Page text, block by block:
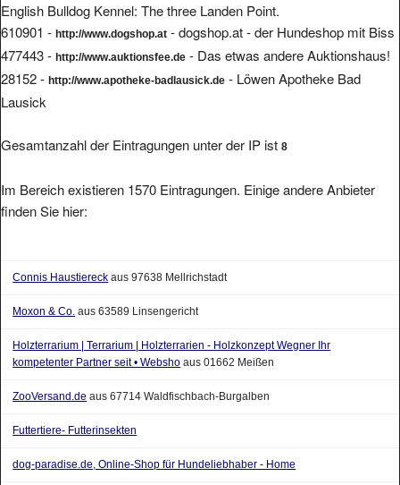
English Bulldog Kennel: The three Landen Point.
610901 - http://www.dogshop.at - dogshop.at - der Hundeshop mit Biss
477443 - http://www.auktionsfee.de - Das etwas andere Auktionshaus!
28152 - http://www.apotheke-badlausick.de - Löwen Apotheke Bad
Lausick
Gesamtanzahl der Eintragungen unter der IP ist 8
Im Bereich existieren 1570 Eintragungen. Einige andere Anbieter
finden Sie hier:
Connis Haustiereck aus 97638 Mellrichstadt
Moxon & Co. aus 63589 Linsengericht
Holzterrarium | Terrarium | Holzterrarien - Holzkonzept Wegner Ihr
kompetenter Partner seit • Websho aus 01662 Meißen
ZooVersand.de aus 67714 Waldfischbach-Burgalben
Futtertiere- Futterinsekten
dog-paradise.de, Online-Shop für Hundeliebhaber - Home